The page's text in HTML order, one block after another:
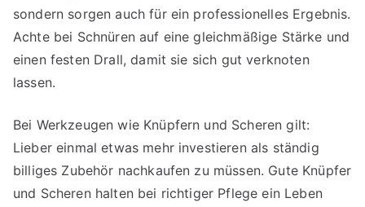
sondern sorgen auch für ein professionelles Ergebnis.
Achte bei Schnüren auf eine gleichmäßige Stärke und
einen festen Drall, damit sie sich gut verknoten
lassen.
Bei Werkzeugen wie Knüpfern und Scheren gilt:
Lieber einmal etwas mehr investieren als ständig
billiges Zubehör nachkaufen zu müssen. Gute Knüpfer
und Scheren halten bei richtiger Pflege ein Leben